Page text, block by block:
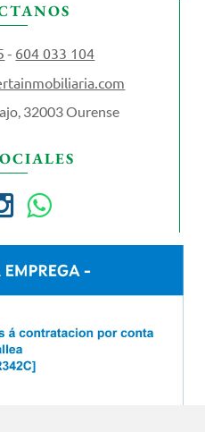
- 604 033 104
32003 Ourense